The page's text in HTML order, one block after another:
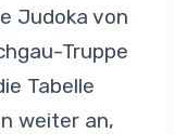
Judoka von
Truppe
Tabelle
weiter an,